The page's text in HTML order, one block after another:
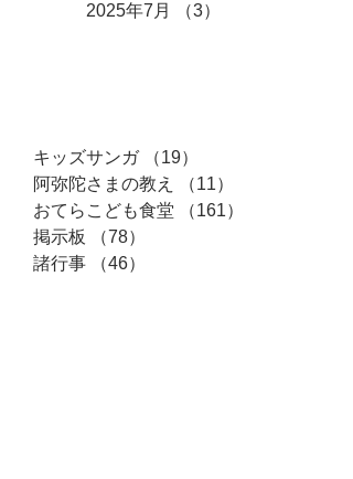
2025年7月
（3）
キッズサンガ （19）
阿弥陀さまの教え
（11）
おてらこども食堂
（161）
掲示板
（78）
諸行事
（46）